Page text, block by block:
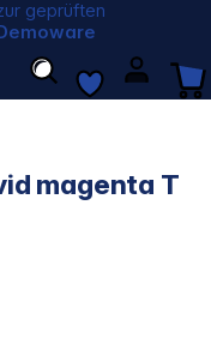
geprüften
magenta T